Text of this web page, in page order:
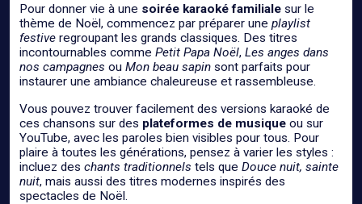
Pour donner vie à une soirée karaoké familiale sur le
thème de Noël, commencez par préparer une playlist
festive regroupant les grands classiques. Des titres
incontournables comme Petit Papa Noël, Les anges dans
nos campagnes ou Mon beau sapin sont parfaits pour
instaurer une ambiance chaleureuse et rassembleuse.
Vous pouvez trouver facilement des versions karaoké de
ces chansons sur des plateformes de musique ou sur
YouTube, avec les paroles bien visibles pour tous. Pour
plaire à toutes les générations, pensez à varier les styles :
incluez des chants traditionnels tels que Douce nuit, sainte
nuit, mais aussi des titres modernes inspirés des
spectacles de Noël.